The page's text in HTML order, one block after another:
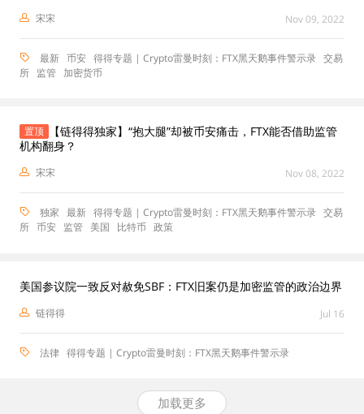
宋宋 Nov 09, 2022
最新 币安 得得专题 | Crypto雷曼时刻：FTX黑天鹅事件警示录 交易
所 监管 加密货币
置顶
【链得得独家】“抱大腿”却被币安痛击，FTX能否借助监管
机构翻身？
宋宋 Nov 08, 2022
独家 最新 得得专题 | Crypto雷曼时刻：FTX黑天鹅事件警示录 交易
所 币安 监管 美国 比特币 政策
美国参议院一致反对赦免SBF：FTX旧案仍是加密监管的政治边界
链得得 Jul 16
法律 得得专题 | Crypto雷曼时刻：FTX黑天鹅事件警示录
加载更多